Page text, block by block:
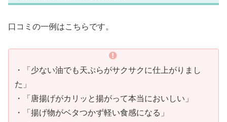
口コミの一例はこちらです。
・「少ない油でも天ぷらがサクサクに仕上がりまし
た」
・「唐揚げがカリッと揚がって本当においしい」
・「揚げ物がベタつかず軽い食感になる」